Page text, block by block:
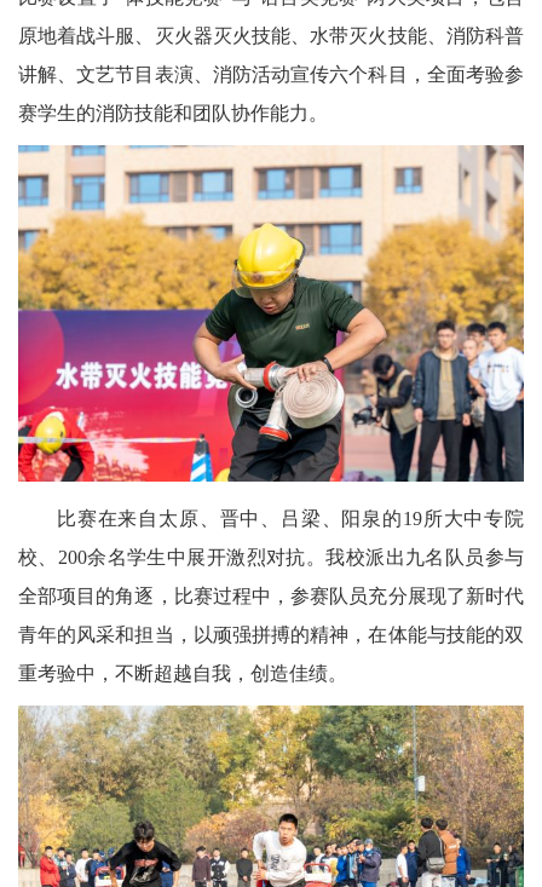
原地着战斗服、灭火器灭火技能、水带灭火技能、消防科普
讲解、文艺节目表演、消防活动宣传六个科目，全面考验参
赛学生的消防技能和团队协作能力。
比赛在来自太原、晋中、吕梁、阳泉的19所大中专院
校、200余名学生中展开激烈对抗。我校派出九名队员参与
全部项目的角逐，比赛过程中，参赛队员充分展现了新时代
青年的风采和担当，以顽强拼搏的精神，在体能与技能的双
重考验中，不断超越自我，创造佳绩。